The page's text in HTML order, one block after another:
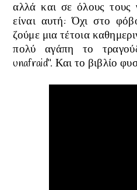
αλλά και σε όλους τους
είναι αυτή: Όχι στο
ζούμε μια τέτοια
πολύ αγάπη το
unafraid". Και το βιβλίο